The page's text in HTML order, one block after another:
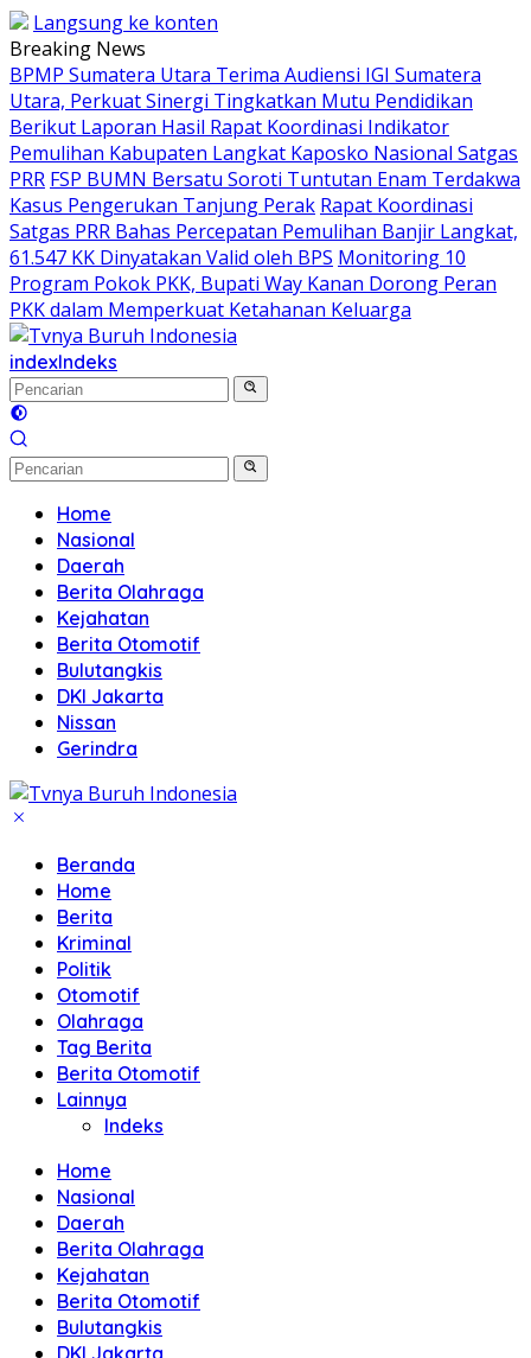
Langsung ke konten
Breaking News
BPMP Sumatera Utara Terima Audiensi IGI Sumatera
Utara, Perkuat Sinergi Tingkatkan Mutu Pendidikan
Berikut Laporan Hasil Rapat Koordinasi Indikator
Pemulihan Kabupaten Langkat Kaposko Nasional Satgas
PRR FSP BUMN Bersatu Soroti Tuntutan Enam Terdakwa
Kasus Pengerukan Tanjung Perak Rapat Koordinasi
Satgas PRR Bahas Percepatan Pemulihan Banjir Langkat,
61.547 KK Dinyatakan Valid oleh BPS Monitoring 10
Program Pokok PKK, Bupati Way Kanan Dorong Peran
PKK dalam Memperkuat Ketahanan Keluarga
indexIndeks
Home
Nasional
Daerah
Berita Olahraga
Kejahatan
Berita Otomotif
Bulutangkis
DKI Jakarta
Nissan
Gerindra
Beranda
Home
Berita
Kriminal
Politik
Otomotif
Olahraga
Tag Berita
Berita Otomotif
Lainnya
Indeks
Home
Nasional
Daerah
Berita Olahraga
Kejahatan
Berita Otomotif
Bulutangkis
DKI Jakarta